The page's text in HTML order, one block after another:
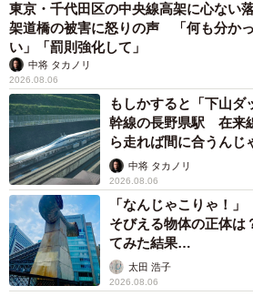
東京・千代田区の中央線高架に心な
架道橋の被害に怒りの声 「何も分か
い」「罰則強化して」
中将 タカノリ
2026.08.06
もしかすると「下山
幹線の長野県駅 在来
ら走れば間に合うん
係が反響
中将 タカノリ
2026.08.06
「なんじゃこりゃ！
そびえる物体の正体
てみた結果…
太田 浩子
2026.08.06